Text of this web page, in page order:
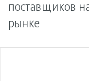
поставщиков
рынке